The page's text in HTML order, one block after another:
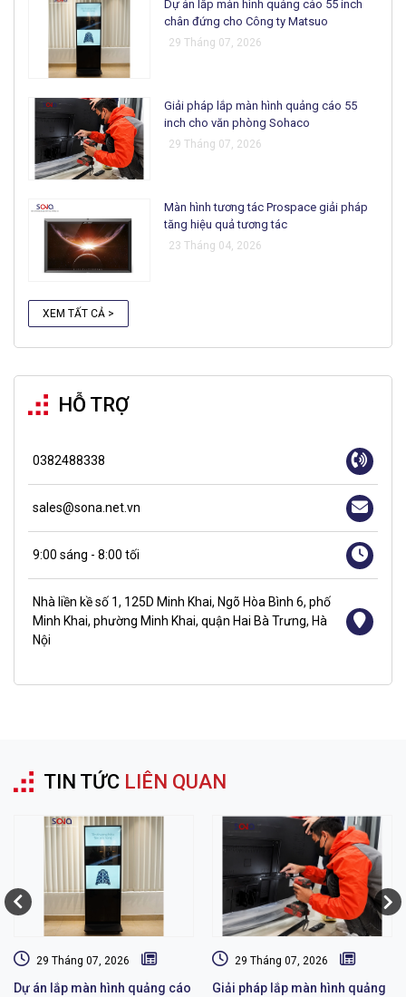
Dự án lắp màn hình quảng cáo 55 inch
chân đứng cho Công ty Matsuo
29 Tháng 07, 2026
Giải pháp lắp màn hình quảng cáo 55
inch cho văn phòng Sohaco
29 Tháng 07, 2026
Màn hình tương tác Prospace giải pháp
tăng hiệu quả tương tác
23 Tháng 04, 2026
XEM TẤT CẢ >
HỖ TRỢ
0382488338
sales@sona.net.vn
9:00 sáng - 8:00 tối
Nhà liền kề số 1, 125D Minh Khai, Ngõ Hòa Bình 6, phố
Minh Khai, phường Minh Khai, quận Hai Bà Trưng, Hà
Nội
TIN TỨC LIÊN QUAN
29 Tháng 07, 2026
Dự án lắp màn hình quảng cáo
29 Tháng 07, 2026
Giải pháp lắp màn hình quảng